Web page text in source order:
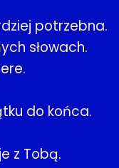
potrzebna.
słowach.
do końca.
z Tobą.